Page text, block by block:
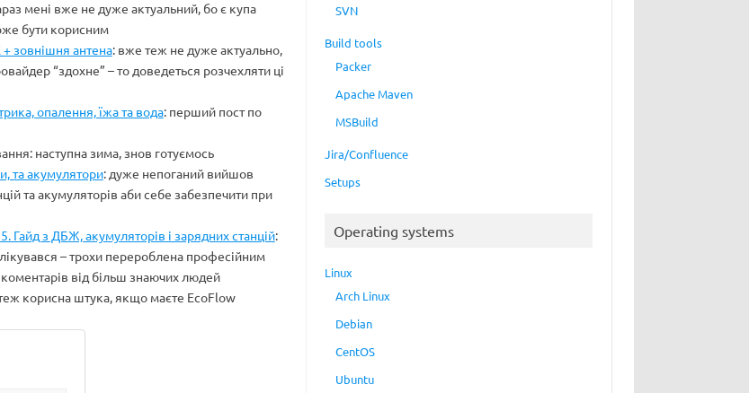
мені вже не дуже актуальний, бо є купа
бути корисним
зовнішня антена: вже теж не дуже актуально,
“здохне” – то доведеться розчехляти ці
опалення, їжа та вода: перший пост по
наступна зима, знов готуємось
та акумулятори: дуже непоганий вийшов
та акумуляторів аби себе забезпечити при
Гайд з ДБЖ, акумуляторів і зарядних станцій:
– трохи перероблена професійним
від більш знаючих людей
корисна штука, якщо маєте EcoFlow
SVN
Build tools
Packer
Apache Maven
MSBuild
Jira/Confluence
Setups
Operating systems
Linux
Arch Linux
Debian
CentOS
Ubuntu